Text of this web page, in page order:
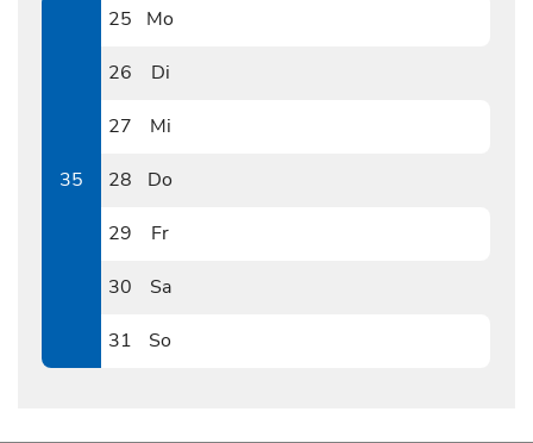
35
25
Mo
26
Di
27
Mi
28
Do
29
Fr
30
Sa
31
So